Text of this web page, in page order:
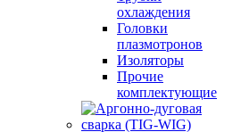
охлаждения
Головки
плазмотронов
Изоляторы
Прочие
комплектующие